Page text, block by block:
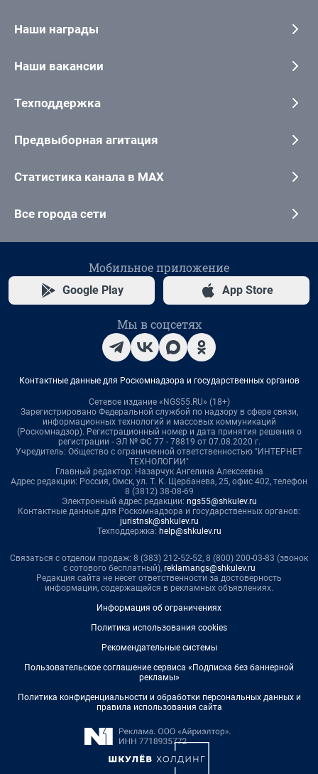
Наши награды
Наши вакансии
Техподдержка
Предвыборная агитация
Статистика канала в MAX
Все города сети
Мобильное приложение
Google Play App Store
Мы в соцсетях
Контактные данные для Роскомнадзора и государственных органов
Сетевое издание «NGS55.RU» (18+)
Зарегистрировано Федеральной службой по надзору в сфере связи,
информационных технологий и массовых коммуникаций
(Роскомнадзор). Регистрационный номер и дата принятия решения о
регистрации - ЭЛ № ФС 77 - 78819 от 07.08.2020 г.
Учредитель: Общество с ограниченной ответственностью "ИНТЕРНЕТ
ТЕХНОЛОГИИ"
Главный редактор: Назарчук Ангелина Алексеевна
Адрес редакции: Россия, Омск, ул. Т. К. Щербанева, 25, офис 402, телефон
8 (3812) 38-08-69
Электронный адрес редакции: ngs55@shkulev.ru
Контактные данные для Роскомнадзора и государственных органов:
juristnsk@shkulev.ru
Техподдержка: help@shkulev.ru
Связаться с отделом продаж: 8 (383) 212-52-52, 8 (800) 200-03-83 (звонок
с сотового бесплатный), reklamangs@shkulev.ru
Редакция сайта не несет ответственности за достоверность
информации, содержащейся в рекламных объявлениях.
Информация об ограничениях
Политика использования cookies
Рекомендательные системы
Пользовательское соглашение сервиса «Подписка без баннерной
рекламы»
Политика конфиденциальности и обработки персональных данных и
правила использования сайта